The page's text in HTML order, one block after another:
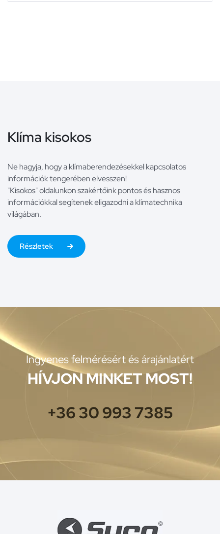
Klíma kisokos
Ne hagyja, hogy a klímaberendezésekkel kapcsolatos
információk tengerében elvesszen!
"Kisokos" oldalunkon szakértőink pontos és hasznos
információkkal segítenek eligazodni a klímatechnika
világában.
Részletek
Ingyenes felmérésért és árajánlatért
HÍVJON MINKET MOST!
+36 30 993 7385